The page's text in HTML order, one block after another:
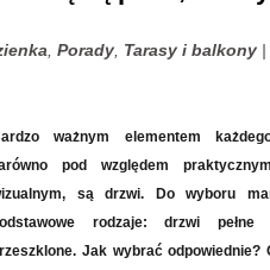
Porady Tarasy i balkony |
ważnym elementem
pod względem
są drzwi. Do wyboru
rodzaje: drzwi
Jak wybrać odpowiednie?